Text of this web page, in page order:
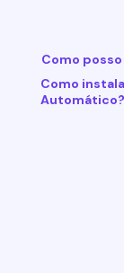
Como
Como
Automático?